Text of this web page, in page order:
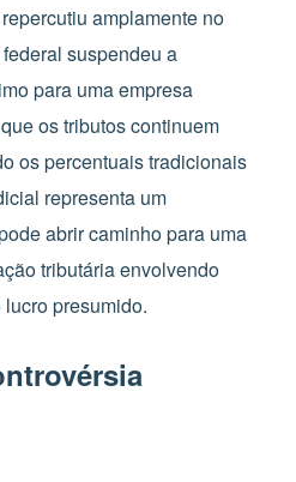
amplamente no
suspendeu a
para uma empresa
os tributos continuem
os percentuais tradicionais
representa um
abrir caminho para uma
tributária envolvendo
presumido.